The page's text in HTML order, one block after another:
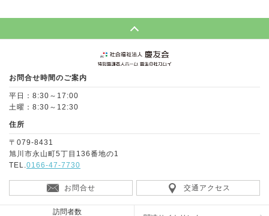
お問合せ時間のご案内
平日：8:30～17:00
土曜：8:30～12:30
住所
〒079-8431
旭川市永山町5丁目136番地の1
TEL.0166-47-7730
お問合せ 交通アクセス
訪問者数